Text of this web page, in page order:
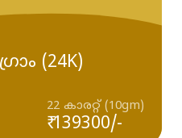
(24K)
22 കാരറ്റ് (10gm)
₹ 139300/-